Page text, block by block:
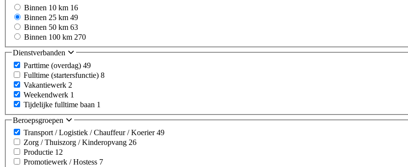
Binnen 10 km 16
Binnen 25 km 49
Binnen 50 km 63
Binnen 100 km 270
Dienstverbanden
Parttime (overdag) 49
Fulltime (startersfunctie) 8
Vakantiewerk 2
Weekendwerk 1
Tijdelijke fulltime baan 1
Beroepsgroepen
Transport / Logistiek / Chauffeur / Koerier49
Zorg / Thuiszorg / Kinderopvang 26
Productie 12
Promotiewerk / Hostess 7